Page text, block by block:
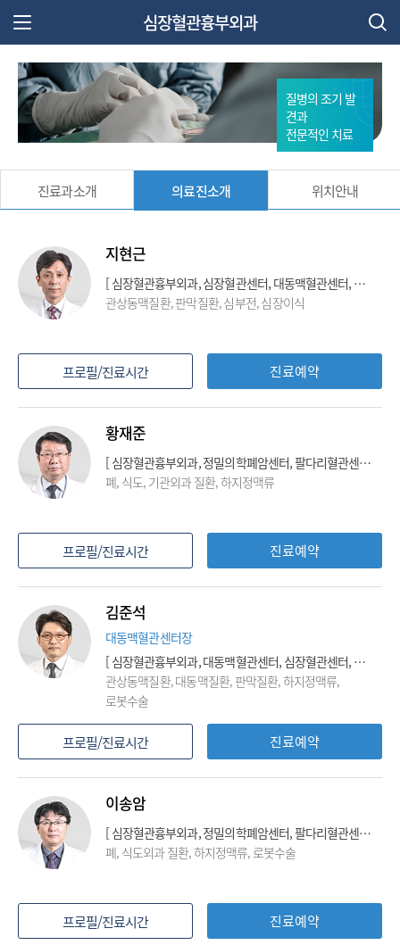
심장혈관흉부외과
질병의 조기 발
견과
전문적인 치료
진료과소개 의료진소개 위치안내
지현근
[ 심장혈관흉부외과, 심장혈관센터, 대동맥혈관센터, 팔다리혈관센터, 심부전클리닉, 관상동맥질환클리닉, 이식클리닉 ]
관상동맥질환, 판막질환, 심부전, 심장이식
프로필/진료시간 진료예약
황재준
[ 심장혈관흉부외과, 정밀의학폐암센터, 팔다리혈관센터, 대장암센터, 하지정맥류클리닉 ]
폐, 식도, 기관외과 질환, 하지정맥류
프로필/진료시간 진료예약
김준석
대동맥혈관센터장
[ 심장혈관흉부외과, 대동맥혈관센터, 심장혈관센터, 팔다리혈관센터, 로봇수술센터, 하지정맥류클리닉, 관상동맥질환클리닉, 이식클리닉 ]
관상동맥질환, 대동맥질환, 판막질환, 하지정맥류,
로봇수술
프로필/진료시간 진료예약
이송암
[ 심장혈관흉부외과, 정밀의학폐암센터, 팔다리혈관센터, 대장암센터, 로봇수술센터, 하지정맥류클리닉 ]
폐, 식도외과 질환, 하지정맥류, 로봇수술
프로필/진료시간 진료예약